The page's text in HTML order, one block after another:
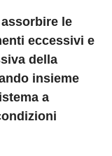
le
eccessivi e
della
insieme
a